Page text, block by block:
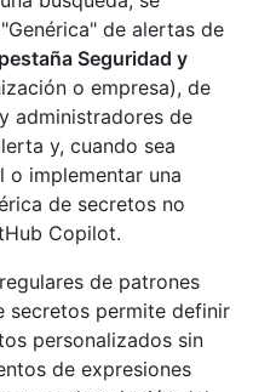
de alertas de
pestaña Seguridad y
o empresa), de
administradores de
y, cuando sea
o implementar una
de secretos no
Copilot.
de patrones
secretos permite definir
personalizados sin
de expresiones